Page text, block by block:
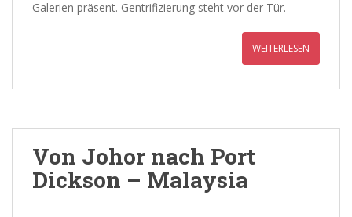
Galerien präsent. Gentrifizierung steht vor der Tür.
WEITERLESEN
Von Johor nach Port
Dickson – Malaysia